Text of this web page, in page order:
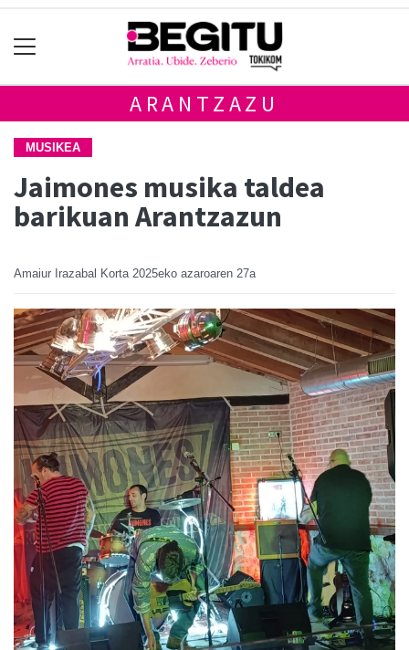
ARANTZAZU
MUSIKEA
Jaimones musika taldea
barikuan Arantzazun
Amaiur Irazabal Korta 2025eko azaroaren 27a